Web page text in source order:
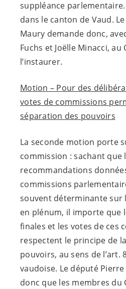
suppléance parlementaire.
dans le canton de Vaud.
Maury demande donc,
Fuchs et Joëlle Minacci, au
l’instaurer.
Motion – Pour des
votes de commissions
séparation des pouvoirs
La seconde motion porte
commission : sachant que
recommandations
commissions
souvent déterminante sur
en plénum, il importe que
finales et les votes de ces
respectent le principe de
pouvoirs, au sens de l’art.
vaudoise. Le député
donc que les membres du